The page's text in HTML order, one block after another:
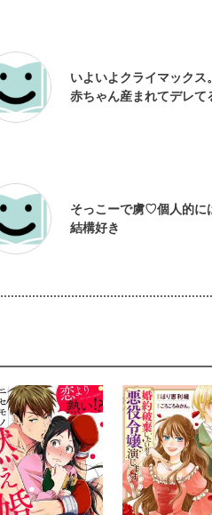
いよいよクライマックス。
そっこーで虜♡個人的に